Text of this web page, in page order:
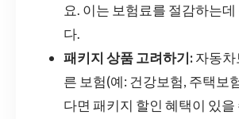
요. 이는 보험료를 절감하는데
다.
패키지 상품 고려하기: 자동
른 보험(예: 건강보험, 주택보
다면 패키지 할인 혜택이 있을